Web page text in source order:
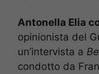
Antonella Elia
opinionista del
un’intervista a
condotto da